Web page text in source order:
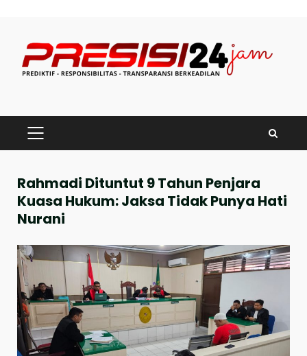
content
PRIMARY
MENU
Rahmadi Dituntut 9 Tahun Penjara
Kuasa Hukum: Jaksa Tidak Punya Hati
Nurani